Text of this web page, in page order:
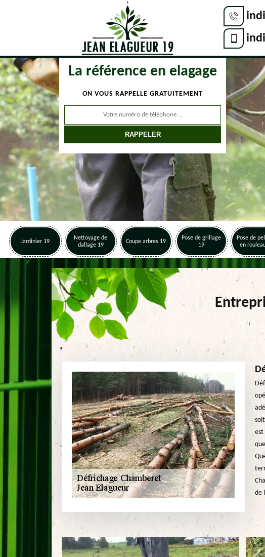
La référence en elagage
ON VOUS RAPPELLE GRATUITEMENT
Jardinier 19
Nettoyage de
dallage 19
Coupe arbres 19
Pose de grillage
19
Pose de
en
est
de